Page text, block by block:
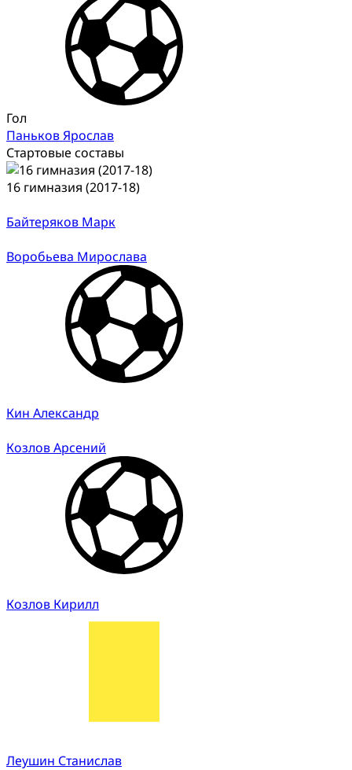
Гол
Паньков Ярослав
Стартовые составы
16 гимназия (2017-18)
Байтеряков Марк
Воробьева Мирослава
Кин Александр
Козлов Арсений
Козлов Кирилл
Леушин Станислав